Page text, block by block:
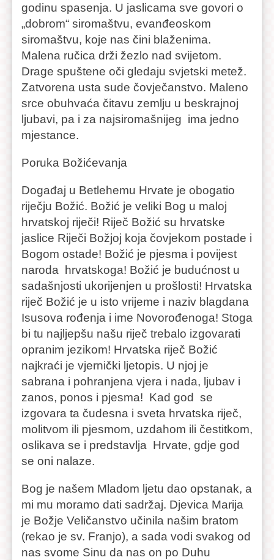
godinu spasenja. U jaslicama sve govori o
„dobrom“ siromaštvu, evanđeoskom
siromaštvu, koje nas čini blaženima.
Malena ručica drži žezlo nad svijetom.
Drage spuštene oči gledaju svjetski metež.
Zatvorena usta sude čovječanstvo. Maleno
srce obuhvaća čitavu zemlju u beskrajnoj
ljubavi, pa i za najsiromašnijeg ima jedno
mjestance.
Poruka Božićevanja
Događaj u Betlehemu Hrvate je obogatio
riječju Božić. Božić je veliki Bog u maloj
hrvatskoj riječi! Riječ Božić su hrvatske
jaslice Riječi Božjoj koja čovjekom postade i
Bogom ostade! Božić je pjesma i povijest
naroda hrvatskoga! Božić je budućnost u
sadašnjosti ukorijenjen u prošlosti! Hrvatska
riječ Božić je u isto vrijeme i naziv blagdana
Isusova rođenja i ime Novorođenoga! Stoga
bi tu najljepšu našu riječ trebalo izgovarati
opranim jezikom! Hrvatska riječ Božić
najkraći je vjernički ljetopis. U njoj je
sabrana i pohranjena vjera i nada, ljubav i
zanos, ponos i pjesma! Kad god se
izgovara ta čudesna i sveta hrvatska riječ,
molitvom ili pjesmom, uzdahom ili čestitkom,
oslikava se i predstavlja Hrvate, gdje god
se oni nalaze.
Bog je našem Mladom ljetu dao opstanak, a
mi mu moramo dati sadržaj. Djevica Marija
je Božje Veličanstvo učinila našim bratom
(rekao je sv. Franjo), a sada vodi svakog od
nas svome Sinu da nas on po Duhu